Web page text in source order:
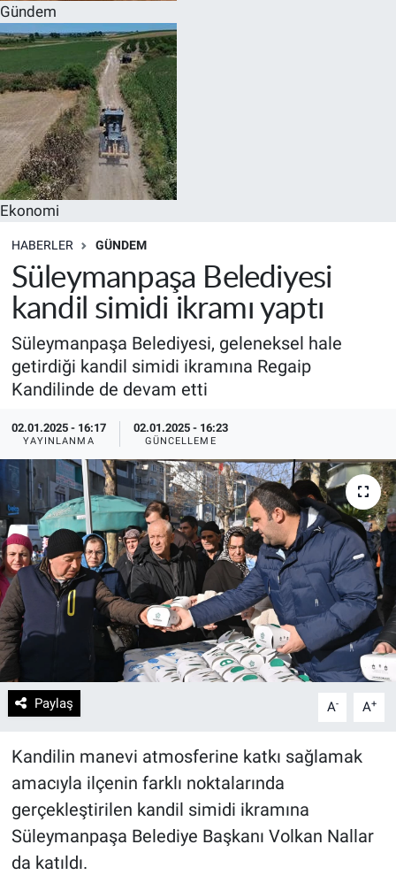
Gündem
Ekonomi
HABERLER GÜNDEM
Süleymanpaşa Belediyesi
kandil simidi ikramı yaptı
Süleymanpaşa Belediyesi, geleneksel hale
getirdiği kandil simidi ikramına Regaip
Kandilinde de devam etti
02.01.2025 - 16:17
YAYINLANMA
02.01.2025 - 16:23
GÜNCELLEME
Paylaş A- A+
Kandilin manevi atmosferine katkı sağlamak
amacıyla ilçenin farklı noktalarında
gerçekleştirilen kandil simidi ikramına
Süleymanpaşa Belediye Başkanı Volkan Nallar
da katıldı.